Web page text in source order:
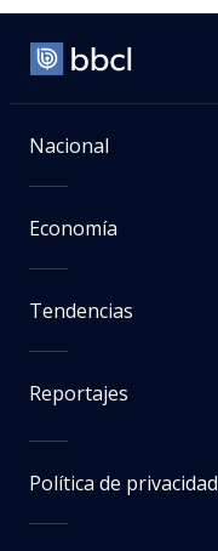
Nacional
Economía
Tendencias
Reportajes
Política de privacidad